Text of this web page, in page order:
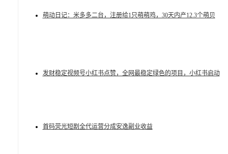
萌动日记：米多多二台，注册给1只萌萌鸡，30天内产12.3个萌贝
发财稳定视频号小红书点赞，全网最稳定绿色的项目，小红书启动
首码荧光短剧全代运营分成安逸副业收益